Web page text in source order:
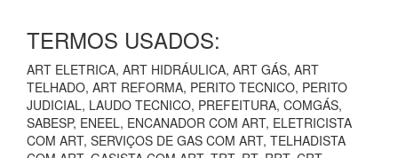
TERMOS USADOS:
ART ELETRICA, ART HIDRÁULICA, ART GÁS, ART
TELHADO, ART REFORMA, PERITO TECNICO, PERITO
JUDICIAL, LAUDO TECNICO, PREFEITURA, COMGÁS,
SABESP, ENEEL, ENCANADOR COM ART, ELETRICISTA
COM ART, SERVIÇOS DE GAS COM ART, TELHADISTA